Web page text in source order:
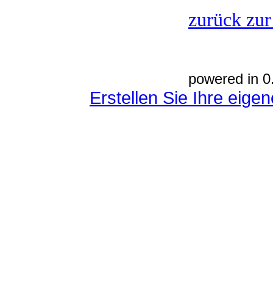
zurück
powered in
Erstellen Sie Ihre